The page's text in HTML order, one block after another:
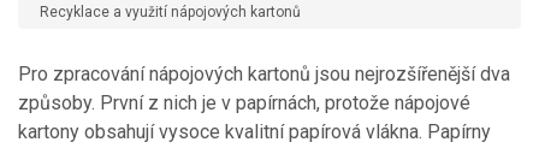
Recyklace a využití nápojových kartonů
Pro zpracování nápojových kartonů jsou nejrozšířenější dva
způsoby. První z nich je v papírnách, protože nápojové
kartony obsahují vysoce kvalitní papírová vlákna. Papírny